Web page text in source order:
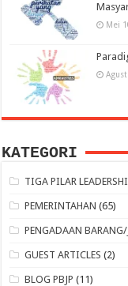
Mei
KATEGORI
TIGA PILAR
PEMERINTAHAN (65)
PENGADAAN
GUEST ARTICLES (2)
BLOG PBJP (11)